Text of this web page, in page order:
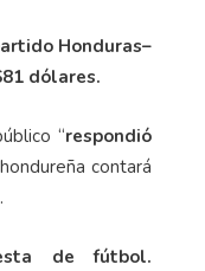
Honduras–
dólares.
“respondió
contará
de fútbol.